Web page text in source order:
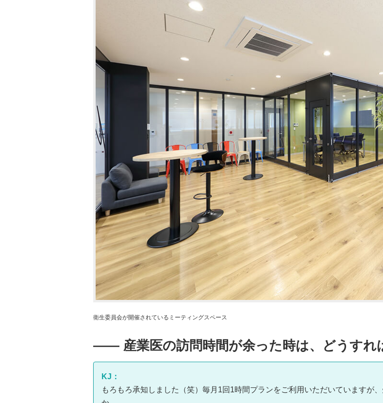
衛生委員会が開催されているミーティングスペース
―― 産業医の訪問時間が余った時は、どうすれ
KJ：
もろもろ承知しました（笑）毎月1回1時間プランをご利用いただいていますが